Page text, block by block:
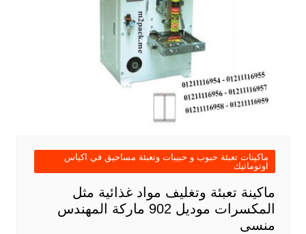
ماكينات تعبئة حبوب و حبيبات وتعبئة مساحيق في اكياس
اوتوماتيك
ماكينة تعبئة وتغليف مواد غذائية مثل
المكسرات موديل 902 ماركة المهندس
منسى